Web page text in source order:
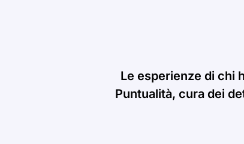
Le esperienze di chi
Puntualità, cura dei